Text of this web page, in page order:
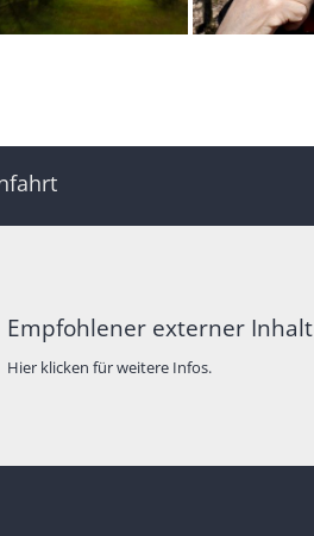
Empfohlener externer Inhalt
Hier klicken für weitere Infos.